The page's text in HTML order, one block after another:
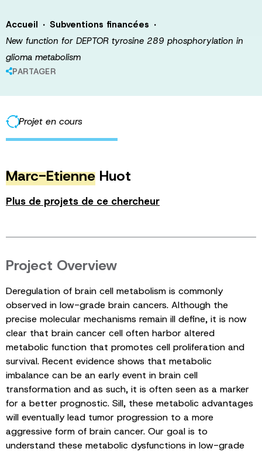
Accueil · Subventions financées ·
New function for DEPTOR tyrosine 289 phosphorylation in
glioma metabolism
PARTAGER
Projet en cours
Marc-Etienne Huot
Plus de projets de ce chercheur
Project Overview
Deregulation of brain cell metabolism is commonly
observed in low-grade brain cancers. Although the
precise molecular mechanisms remain ill define, it is now
clear that brain cancer cell often harbor altered
metabolic function that promotes cell proliferation and
survival. Recent evidence shows that metabolic
imbalance can be an early event in brain cell
transformation and as such, it is often seen as a marker
for a better prognostic. Sill, these metabolic advantages
will eventually lead tumor progression to a more
aggressive form of brain cancer. Our goal is to
understand these metabolic dysfunctions in low-grade